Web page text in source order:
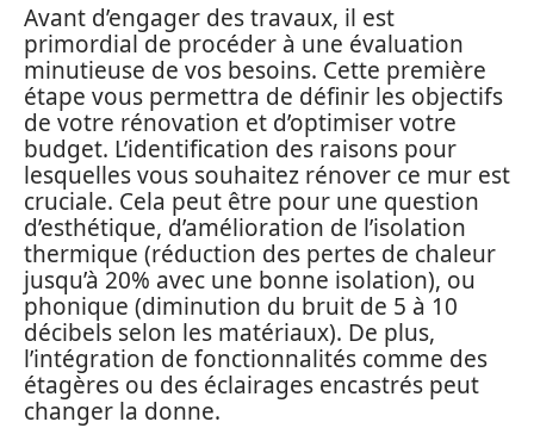
Avant d’engager des travaux, il est
primordial de procéder à une évaluation
minutieuse de vos besoins. Cette première
étape vous permettra de définir les objectifs
de votre rénovation et d’optimiser votre
budget. L’identification des raisons pour
lesquelles vous souhaitez rénover ce mur est
cruciale. Cela peut être pour une question
d’esthétique, d’amélioration de l’isolation
thermique (réduction des pertes de chaleur
jusqu’à 20% avec une bonne isolation), ou
phonique (diminution du bruit de 5 à 10
décibels selon les matériaux). De plus,
l’intégration de fonctionnalités comme des
étagères ou des éclairages encastrés peut
changer la donne.